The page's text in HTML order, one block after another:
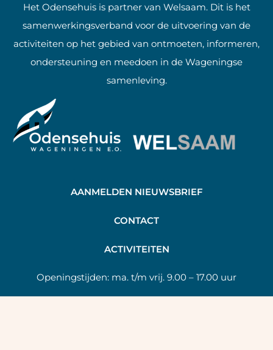
Het Odensehuis is partner van Welsaam. Dit is het
samenwerkingsverband voor de uitvoering van de
activiteiten op het gebied van ontmoeten, informeren,
ondersteuning en meedoen in de Wageningse
samenleving.
AANMELDEN NIEUWSBRIEF
CONTACT
ACTIVITEITEN
Openingstijden: ma. t/m vrij. 9.00 – 17.00 uur